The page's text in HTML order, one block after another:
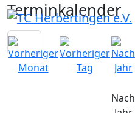
Terminkalender
Nach